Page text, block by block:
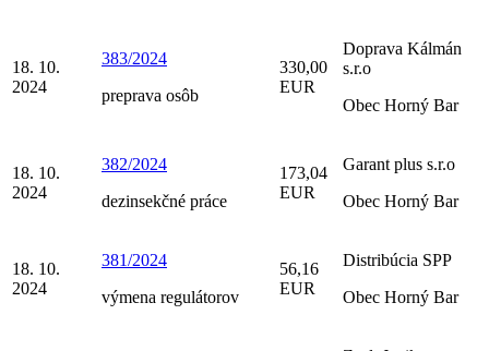
18. 10.
2024
383/2024
preprava osôb
330,00
EUR
Doprava Kálmán
s.r.o
Obec Horný Bar
18. 10.
2024
382/2024
dezinsekčné práce
173,04
EUR
Garant plus s.r.o
Obec Horný Bar
18. 10.
2024
381/2024
výmena regulátorov
56,16
EUR
Distribúcia SPP
Obec Horný Bar